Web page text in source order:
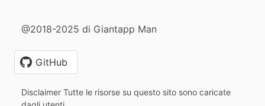
@2018-2025 di Giantapp Man
GitHub
Disclaimer Tutte le risorse su questo sito sono caricate